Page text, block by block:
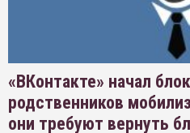
«ВКонтакте» начал
родственников
они требуют вернуть